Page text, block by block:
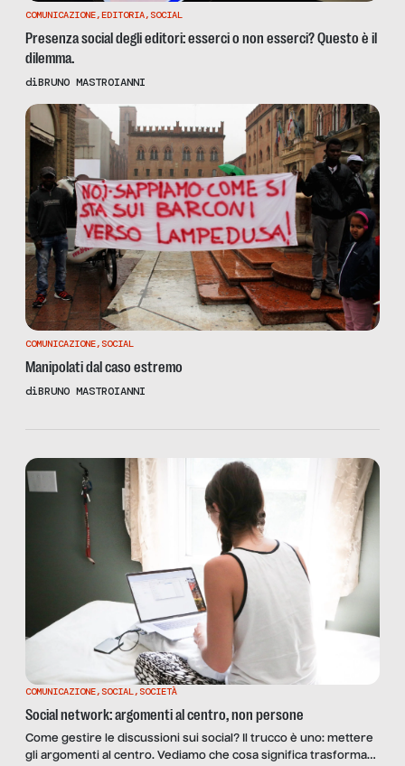
COMUNICAZIONE,EDITORIA, SOCIAL
Presenza social degli editori: esserci o non esserci? Questo è il
dilemma.
diBRUNO MASTROIANNI
COMUNICAZIONE, SOCIAL
Manipolati dal caso estremo
diBRUNO MASTROIANNI
COMUNICAZIONE, SOCIAL, SOCIETÀ
Social network: argomenti al centro, non persone
Come gestire le discussioni sui social? Il trucco è uno: mettere
gli argomenti al centro. Vediamo che cosa significa trasformare